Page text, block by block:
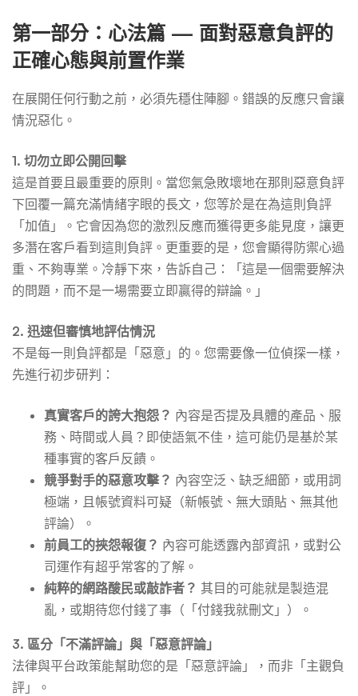
負
評？
第一部分：心法篇 — 面對惡意負評的
正確心態與前置作業
在展開任何行動之前，必須先穩住陣腳。錯誤的反應只會讓
情況惡化。
1. 切勿立即公開回擊
這是首要且最重要的原則。當您氣急敗壞地在那則惡意負評
下回覆一篇充滿情緒字眼的長文，您等於是在為這則負評
「加值」。它會因為您的激烈反應而獲得更多能見度，讓更
多潛在客戶看到這則負評。更重要的是，您會顯得防禦心過
重、不夠專業。冷靜下來，告訴自己：「這是一個需要解決
的問題，而不是一場需要立即贏得的辯論。」
2. 迅速但審慎地評估情況
不是每一則負評都是「惡意」的。您需要像一位偵探一樣，
先進行初步研判：
真實客戶的誇大抱怨？ 內容是否提及具體的產品、服
務、時間或人員？即使語氣不佳，這可能仍是基於某
種事實的客戶反饋。
競爭對手的惡意攻擊？ 內容空泛、缺乏細節，或用詞
極端，且帳號資料可疑（新帳號、無大頭貼、無其他
評論）。
前員工的挾怨報復？ 內容可能透露內部資訊，或對公
司運作有超乎常客的了解。
純粹的網路酸民或敲詐者？ 其目的可能就是製造混
亂，或期待您付錢了事（「付錢我就刪文」）。
3. 區分「不滿評論」與「惡意評論」
法律與平台政策能幫助您的是「惡意評論」，而非「主觀負
評」。